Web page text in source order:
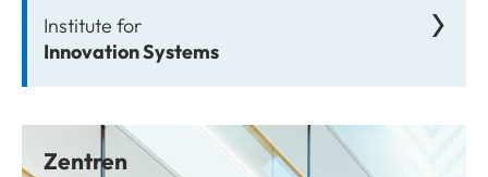
Institute for
Innovation Systems
Zentren